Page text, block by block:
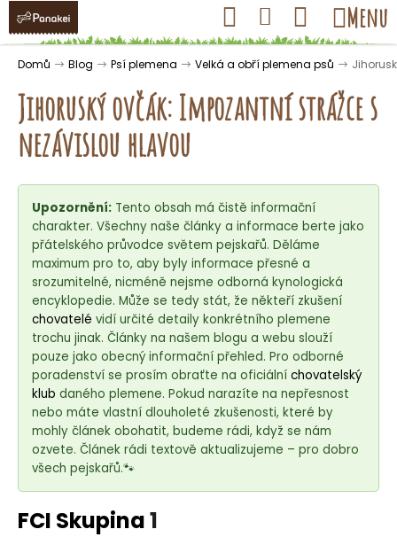
Přejít
obsah
Hledat Přihlášení
Nákupní
košík
Menu
Domů Blog Psí plemena Velká a obří plemena psů
Jihoruský ovčák: Impozantní strážce s
nezávislou hlavou
Upozornění: Tento obsah má čistě informační
charakter. Všechny naše články a informace berte jako
přátelského průvodce světem pejskařů. Děláme
maximum pro to, aby byly informace přesné a
srozumitelné, nicméně nejsme odborná kynologická
encyklopedie. Může se tedy stát, že někteří zkušení
chovatelé vidí určité detaily konkrétního plemene
trochu jinak. Články na našem blogu a webu slouží
pouze jako obecný informační přehled. Pro odborné
poradenství se prosím obraťte na oficiální chovatelský
klub daného plemene. Pokud narazíte na nepřesnost
nebo máte vlastní dlouholeté zkušenosti, které by
mohly článek obohatit, budeme rádi, když se nám
ozvete. Článek rádi textově aktualizujeme – pro dobro
všech pejskařů.🐾
FCI Skupina1
K
o Zpět
Zpět
o
a
j